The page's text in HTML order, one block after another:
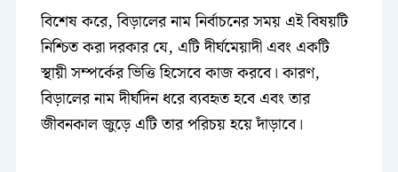
বিশেষ করে, বিড়ালের নাম নির্বাচনের সময় এই বিষয়টি
নিশ্চিত করা দরকার যে, এটি দীর্ঘমেয়াদী এবং একটি
স্থায়ী সম্পর্কের ভিত্তি হিসেবে কাজ করবে। কারণ,
বিড়ালের নাম দীর্ঘদিন ধরে ব্যবহৃত হবে এবং তার
জীবনকাল জুড়ে এটি তার পরিচয় হয়ে দাঁড়াবে।